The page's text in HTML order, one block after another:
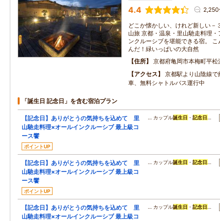
4.4
どこか懐かしい、けれど新しい－
山旅 京都・温泉・里山馳走料理
ンクルーシブを堪能できる宿。
んだ！緑いっぱいの大自然
住所
京都府亀岡市本梅町平松
アクセス
京都駅より山陰線
車、無料シャトルバス運行中
「誕生日 記念日」を含む宿泊プラン
【記念日】ありがとうの気持ちを込めて 里
山馳走料理×オールインクルーシブ 最上級コ
ース饗
ポイントUP
… カップル誕生日 ・記念日 …
【記念日】ありがとうの気持ちを込めて 里
山馳走料理×オールインクルーシブ 最上級コ
ース饗
ポイントUP
… カップル誕生日 ・記念日 …
【記念日】ありがとうの気持ちを込めて 里
山馳走料理×オールインクルーシブ 最上級コ
… カップル誕生日 ・記念日 …